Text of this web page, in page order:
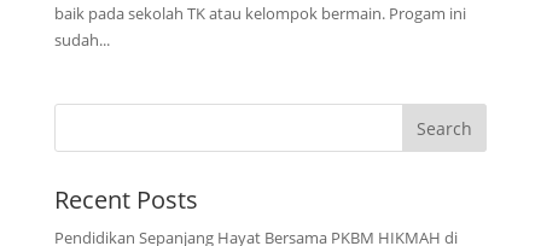
baik pada sekolah TK atau kelompok bermain. Progam ini
sudah...
Recent Posts
Pendidikan Sepanjang Hayat Bersama PKBM HIKMAH di